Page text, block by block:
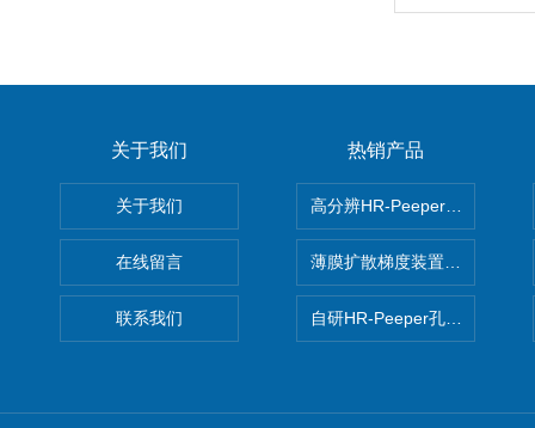
关于我们
关于我们
在线留言
联系我们
热销产品
高分辨HR-Peeper采样器孔隙
薄膜扩散梯度装置 Agl DGT
自研HR-Peeper孔隙水采样器